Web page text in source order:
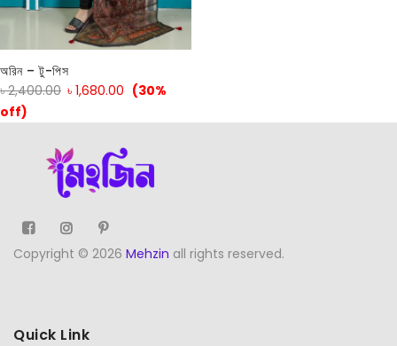
অরিন – টু-পিস
৳2,400.00 ৳ 1,680.00 (30%
off)
Copyright © 2026 Mehzin all rights reserved.
Quick Link